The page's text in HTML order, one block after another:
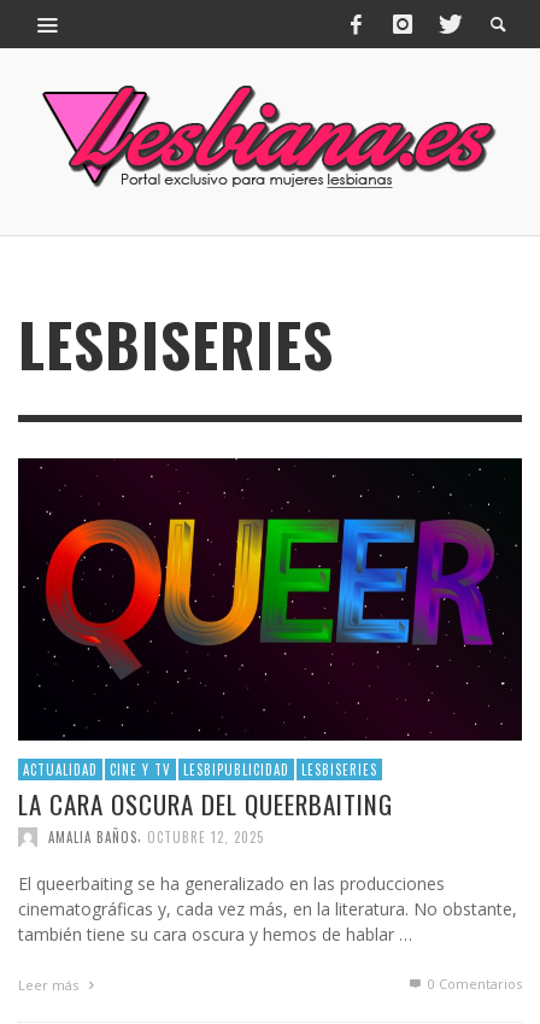
LESBISERIES
ACTUALIDAD CINE Y TV LESBIPUBLICIDAD LESBISERIES
LA CARA OSCURA DEL QUEERBAITING
AMALIA BAÑOS OCTUBRE 12, 2025
El queerbaiting se ha generalizado en las producciones
cinematográficas y, cada vez más, en la literatura. No obstante,
también tiene su cara oscura y hemos de hablar …
Leer más 0 Comentarios